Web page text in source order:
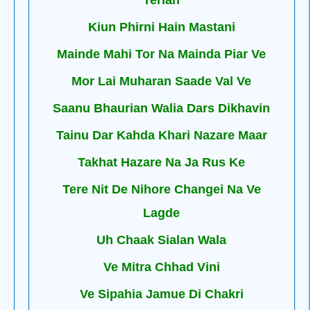
Kiun Phirni Hain Mastani
Mainde Mahi Tor Na Mainda Piar Ve
Mor Lai Muharan Saade Val Ve
Saanu Bhaurian Walia Dars Dikhavin
Tainu Dar Kahda Khari Nazare Maar
Takhat Hazare Na Ja Rus Ke
Tere Nit De Nihore Changei Na Ve
Lagde
Uh Chaak Sialan Wala
Ve Mitra Chhad Vini
Ve Sipahia Jamue Di Chakri